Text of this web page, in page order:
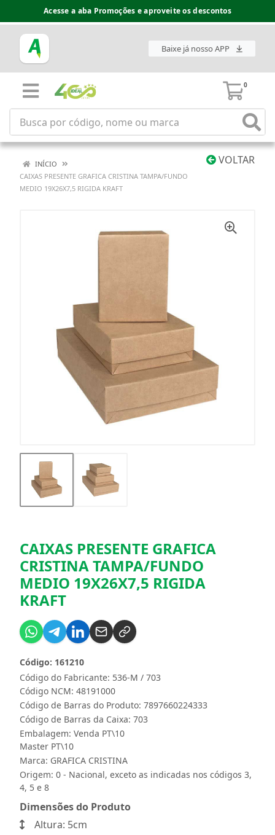
Acesse a aba Promoções e aproveite os descontos
Baixe já nosso APP
0
VOLTAR
INÍCIO
CAIXAS PRESENTE GRAFICA CRISTINA TAMPA/FUNDO
MEDIO 19X26X7,5 RIGIDA KRAFT
CAIXAS PRESENTE GRAFICA
CRISTINA TAMPA/FUNDO
MEDIO 19X26X7,5 RIGIDA
KRAFT
Código do Fabricante: 536-M / 703
Código: 161210
Código NCM: 48191000
Código de Barras do Produto: 7897660224333
Código de Barras da Caixa: 703
Embalagem: Venda PT\10
Master PT\10
Marca: GRAFICA CRISTINA
Origem: 0 - Nacional, exceto as indicadas nos códigos 3,
4, 5 e 8
Dimensões do Produto
Altura: 5cm